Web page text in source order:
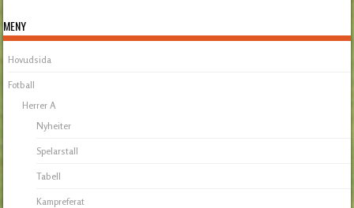
Post navigation
MENY
Hovudsida
Fotball
Herrer A
Nyheiter
Spelarstall
Tabell
Kampreferat